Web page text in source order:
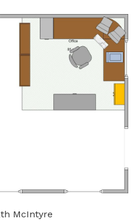
McIntyre